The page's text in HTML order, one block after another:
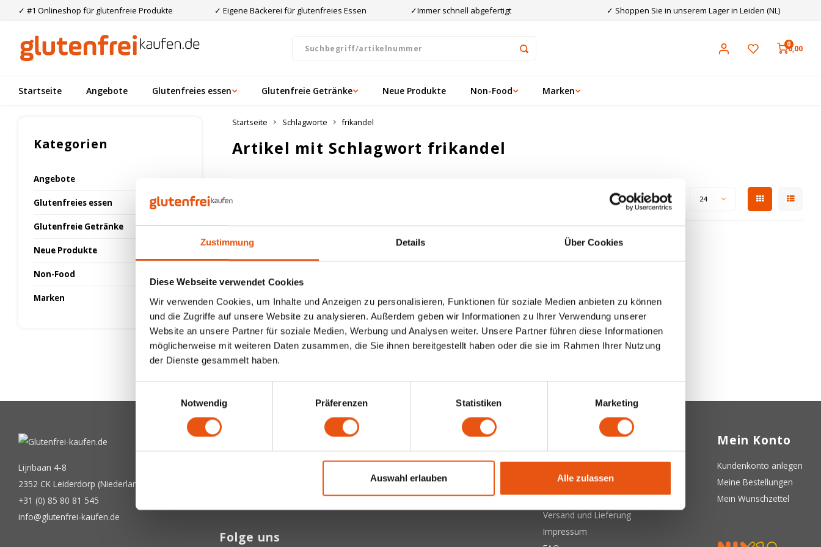
Zustimmung Details Über Cookies
Diese Webseite verwendet Cookies
Wir verwenden Cookies, um Inhalte und Anzeigen zu personalisieren, Funktionen für soziale Medien anbieten zu können
und die Zugriffe auf unsere Website zu analysieren. Außerdem geben wir Informationen zu Ihrer Verwendung unserer
Website an unsere Partner für soziale Medien, Werbung und Analysen weiter. Unsere Partner führen diese Informationen
möglicherweise mit weiteren Daten zusammen, die Sie ihnen bereitgestellt haben oder die sie im Rahmen Ihrer Nutzung
der Dienste gesammelt haben.
Notwendig
Präferenzen Statistiken Marketing
Auswahl erlauben Alle zulassen
✓ #1 Onlineshop für glutenfreie Produkte ✓ Eigene Bäckerei für glutenfreies Essen ✓Immer schnell abgefertigt ✓ Shoppen Sie in unserem Lager in Leiden (NL)
00,00
Startseite Angebote Glutenfreies essen Glutenfreie Getränke Neue Produkte Non-Food Marken
Kategorien
Angebote
Glutenfreies essen
Glutenfreie Getränke
Neue Produkte
Non-Food
Marken
Startseite Schlagworte frikandel
Artikel mit Schlagwort frikandel
Zeige 1 - 0 von 0 Anzeigen: 24
Lijnbaan 4-8
2352 CK Leiderdorp (Niederlande)
+31 (0) 85 80 81 545
info@glutenfrei-kaufen.de
Bekommen Sie letzten Updates, Neuigkeiten und Promotionen per E-Mail
Abonnieren
Folge uns
Kundendienst
Über uns
Allgemeine Geschäftsbedingungen
Datenschutzerklärung
Versand und Lieferung
Impressum
Mein Konto
Kundenkonto anlegen
Meine Bestellungen
Mein Wunschzettel